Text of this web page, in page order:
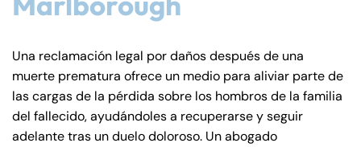
Una reclamación legal por daños después de una
muerte prematura ofrece un medio para aliviar parte de
las cargas de la pérdida sobre los hombros de la familia
del fallecido, ayudándoles a recuperarse y seguir
adelante tras un duelo doloroso. Un abogado